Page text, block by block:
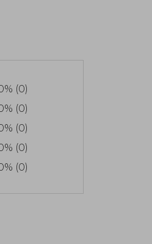
(0)
(0)
(0)
(0)
(0)